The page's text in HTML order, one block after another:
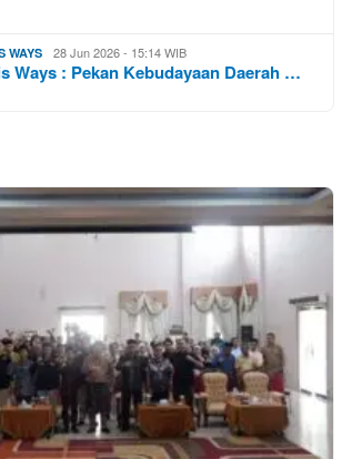
WAYS 28 Jun 2026 - 15:14 WIB
Ways : Pekan Kebudayaan Daerah …